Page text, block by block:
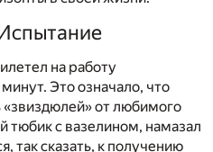
на работу
Это означало, что
«звиздюлей» от любимого
тюбик с вазелином, намазал
так сказать, к получению